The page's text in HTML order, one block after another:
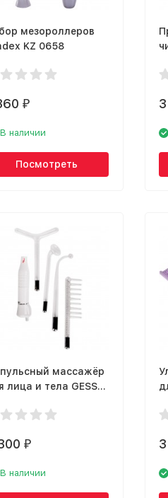
мезороллеров
KZ 0658
₽
В наличии
Посмотреть
массажёр
лица и тела GESS
₽
В наличии